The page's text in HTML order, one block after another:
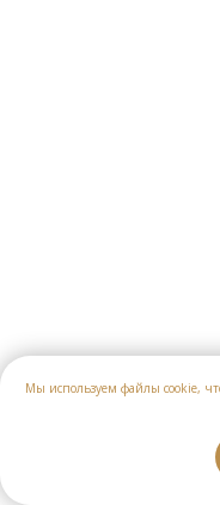
Мы используем файлы cookie,